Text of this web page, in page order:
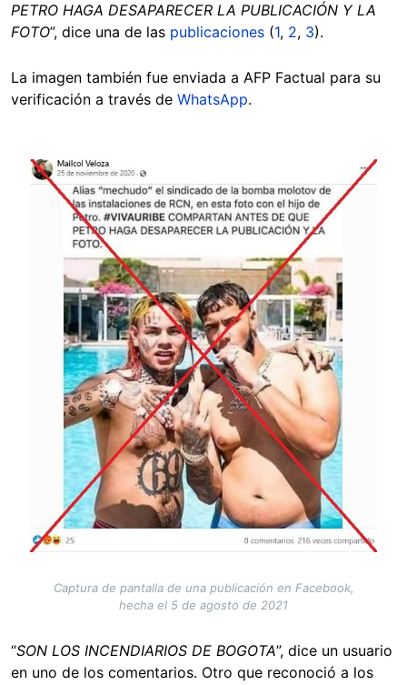
PETRO HAGA DESAPARECER LA PUBLICACIÓN Y LA
FOTO”, dice una de las publicaciones (1, 2, 3).
La imagen también fue enviada a AFP Factual para su
verificación a través de WhatsApp.
Image
Captura de pantalla de una publicación en Facebook,
hecha el 5 de agosto de 2021
“SON LOS INCENDIARIOS DE BOGOTA”, dice un usuario
en uno de los comentarios. Otro que reconoció a los